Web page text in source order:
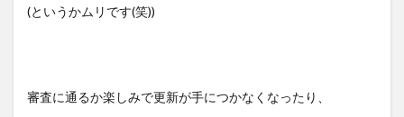
(というかムリです(笑))
審査に通るか楽しみで更新が手につかなくなったり、